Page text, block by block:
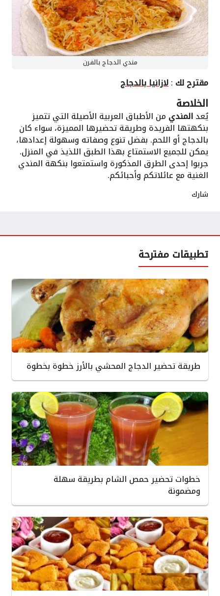
مندي الدجاج بالفرن
مقترح لك :لازانيا بالدجاج
الخلاصة
يُعدالمندي من الأطباق العربية الأصيلة التي تتميز
بنكهتها الفريدة وطريقة تحضيرها المميزة، سواء كان
بالدجاج أو اللحم. بفضل تنوع وصفاته وسهولة إعدادها،
يمكن للجميع الاستمتاع بهذا الطبق اللذيذ في المنزل.
جربوا إحدى الطرق المذكورة واستمتعوا بنكهة المندي
الغنية مع عائلاتكم وأحبائكم.
شارك
تطبيقات مفترحة
طريقة تحضير الدجاج المحشي بالأرز خطوة بخطوة
خطوات تحضير حمص الشام بطريقة سهلة
ومضمونة